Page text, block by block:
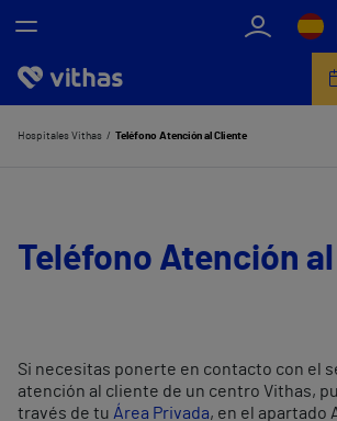
Nosotros
Comunicación
Hospitales Vithas Teléfono Atención al Cliente
Teléfono Atención
Si necesitas ponerte en contacto con el
atención al cliente de un centro Vithas,
través de tu Área Privada, en el apartado